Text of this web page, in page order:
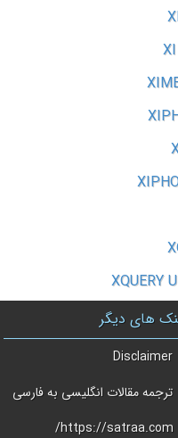
XQUERY
های دیگر
Disclaimer
ترجمه مقالات انگلیسی به فارسی
https://satraa.com/